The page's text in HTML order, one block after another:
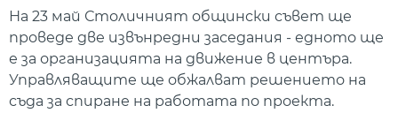
На 23 май Столичният общински съвет ще
проведе две извънредни заседания - едното ще
е за организацията на движение в центъра.
Управляващите ще обжалват решението на
съда за спиране на работата по проекта.